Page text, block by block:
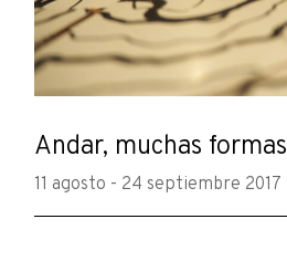
Andar, muchas formas
11 agosto - 24 septiembre 2017